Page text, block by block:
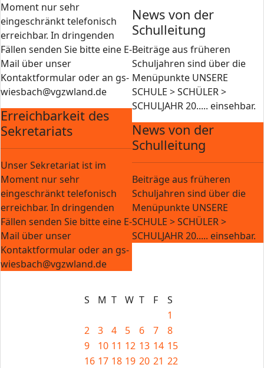
Moment nur sehr
eingeschränkt telefonisch
erreichbar. In dringenden
Fällen senden Sie bitte eine E-
Mail über unser
Kontaktformular oder an gs-
wiesbach@vgzwland.de
Erreichbarkeit des
Sekretariats
Unser Sekretariat ist im
Moment nur sehr
eingeschränkt telefonisch
erreichbar. In dringenden
Fällen senden Sie bitte eine E-
Mail über unser
Kontaktformular oder an gs-
wiesbach@vgzwland.de
News von der
Schulleitung
Beiträge aus früheren
Schuljahren sind über die
Menüpunkte UNSERE
SCHULE > SCHÜLER >
SCHULJAHR 20..... einsehbar.
News von der
Schulleitung
Beiträge aus früheren
Schuljahren sind über die
Menüpunkte UNSERE
SCHULE > SCHÜLER >
SCHULJAHR 20..... einsehbar.
S M T W T F
S
1
2
3 4 5 6 7
8
9
10 11 12 13 14 15
16 17 18 19 20 21 22